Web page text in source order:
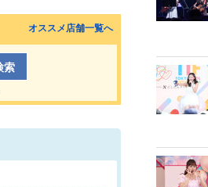
オススメ店舗一覧へ